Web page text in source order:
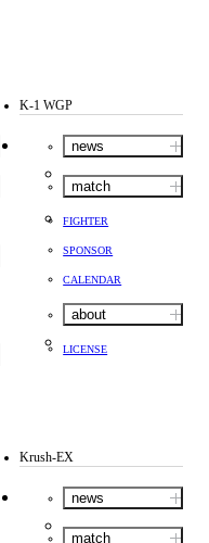
K-1 WGP
news
match
FIGHTER
SPONSOR
CALENDAR
about
LICENSE
Krush-EX
news
match